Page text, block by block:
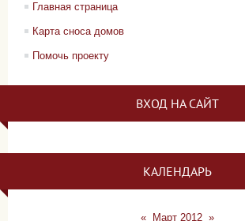
Главная страница
Карта сноса домов
Помочь проекту
ВХОД НА САЙТ
КАЛЕНДАРЬ
« Март 2012 »